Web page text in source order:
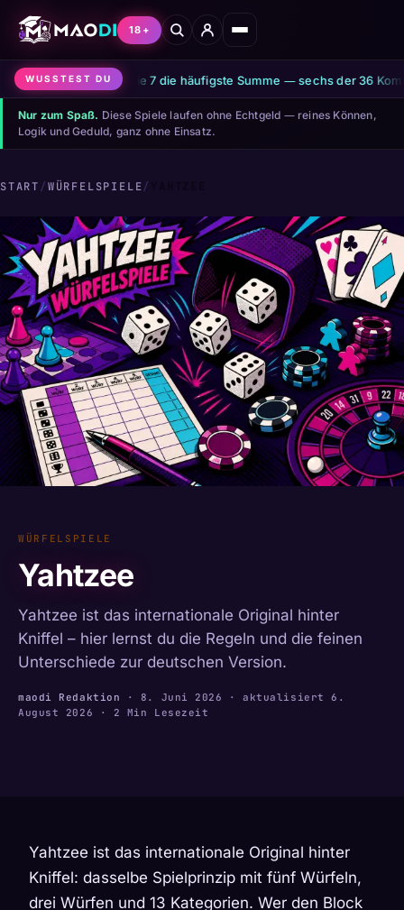
18+
WUSSTEST DU
zwei Würfeln ist die 7 die häufigste Summe — sechs der 36
Nur zum Spaß. Diese Spiele laufen ohne Echtgeld — reines Können,
Logik und Geduld, ganz ohne Einsatz.
START/WÜRFELSPIELE/
WÜRFELSPIELE
Yahtzee
Yahtzee ist das internationale Original hinter
Kniffel – hier lernst du die Regeln und die feinen
Unterschiede zur deutschen Version.
maodi Redaktion · 8. Juni 2026 · aktualisiert6.
August 2026 · 2 Min Lesezeit
Yahtzee ist das internationale Original hinter
Kniffel: dasselbe Spielprinzip mit fünf Würfeln,
drei Würfen und 13 Kategorien. Wer den Block